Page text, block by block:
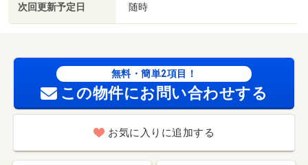
次回更新予定日 随時
無料・簡単2項目！
この物件にお問い合わせする
お気に入りに追加する